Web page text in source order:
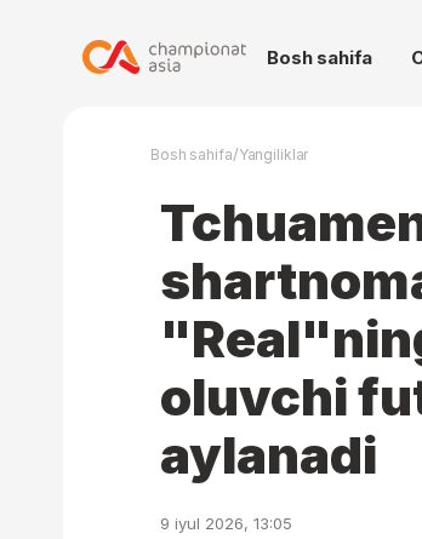
Bosh sahifa
Bosh sahifa/Yangiliklar
oluvchi
aylanadi
9 iyul 2026, 13:05